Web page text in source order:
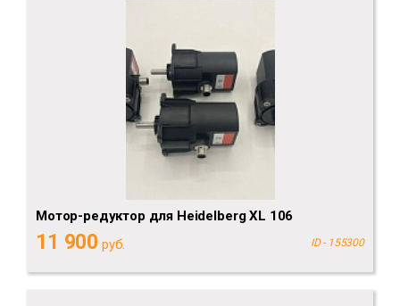
Мотор-редуктор для Heidelberg XL 106
11 900 руб. ID - 155300